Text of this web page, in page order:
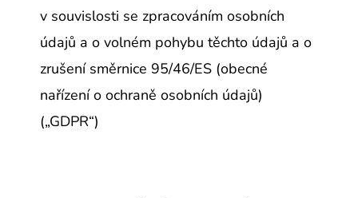
v souvislosti se zpracováním osobních
údajů a o volném pohybu těchto údajů a o
zrušení směrnice 95/46/ES (obecné
nařízení o ochraně osobních údajů)
(„GDPR“)
HLEDAT